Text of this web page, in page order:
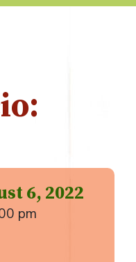
6, 2022
pm